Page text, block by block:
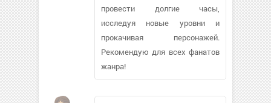
провести долгие часы,
исследуя новые уровни и
прокачивая персонажей.
Рекомендую для всех фанатов
жанра!